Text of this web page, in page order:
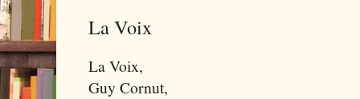
La Voix
La Voix,
Guy Cornut,